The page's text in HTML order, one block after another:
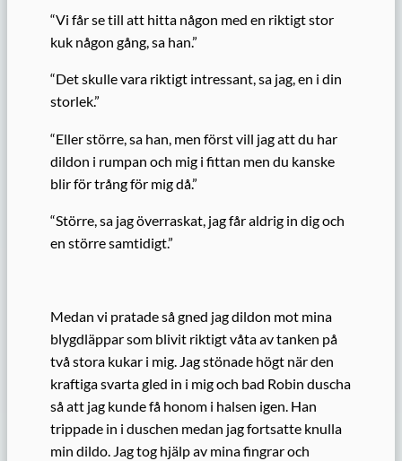
“Vi får se till att hitta någon med en riktigt stor
kuk någon gång, sa han.”
“Det skulle vara riktigt intressant, sa jag, en i din
storlek.”
“Eller större, sa han, men först vill jag att du har
dildon i rumpan och mig i fittan men du kanske
blir för trång för mig då.”
“Större, sa jag överraskat, jag får aldrig in dig och
en större samtidigt.”
Medan vi pratade så gned jag dildon mot mina
blygdläppar som blivit riktigt våta av tanken på
två stora kukar i mig. Jag stönade högt när den
kraftiga svarta gled in i mig och bad Robin duscha
så att jag kunde få honom i halsen igen. Han
trippade in i duschen medan jag fortsatte knulla
min dildo. Jag tog hjälp av mina fingrar och